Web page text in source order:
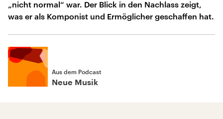
„nicht normal“ war. Der Blick in den Nachlass zeigt,
was er als Komponist und Ermöglicher geschaffen hat.
Aus dem Podcast
Neue Musik